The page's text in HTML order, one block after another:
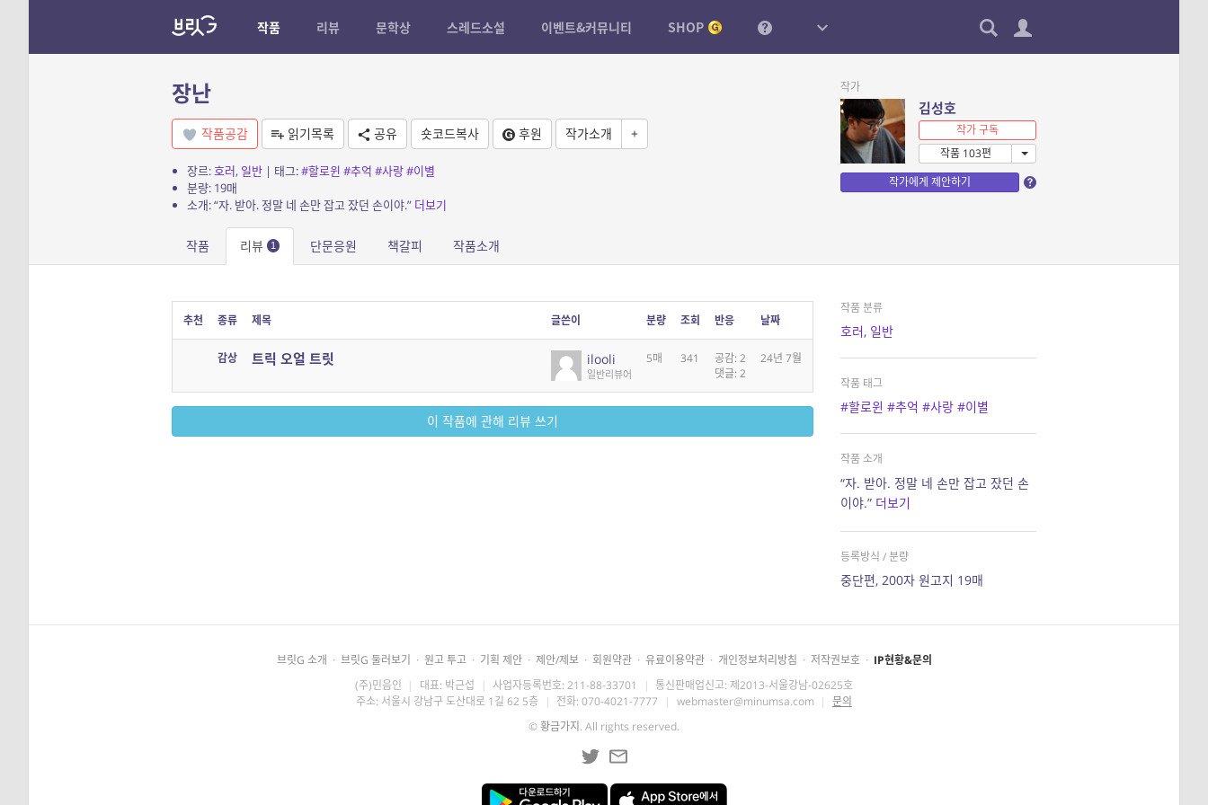
작품 리뷰 문학상 스레드소설 이벤트&커뮤니티 SHOP
장난
작품공감 읽기목록 공유 숏코드복사 후원 작가소개 +
장르:호러, 일반| 태그:#할로윈 #추억 #사랑#이별
분량: 19매
소개: “자. 받아. 정말 네 손만 잡고 잤던 손이야.” 더보기
작가
김성호
작가 구독
작품 103편
작가에게 제안하기
작품 리뷰 1 단문응원 책갈피 작품소개
추천 종류 제목 글쓴이 분량 조회 반응 날짜
감상 트릭 오얼 트릿 ilooli
일반리뷰어
5매 341
공감: 2
댓글: 2
24년 7월
이 작품에 관해 리뷰 쓰기
작품 분류
호러, 일반
작품 태그
#할로윈 #추억 #사랑 #이별
작품 소개
“자. 받아. 정말 네 손만 잡고 잤던 손
이야.” 더보기
등록방식 / 분량
중단편, 200자 원고지 19매
브릿G 소개 · 브릿G 둘러보기 · 원고 투고 · 기획 제안 · 제안/제보 · 회원약관 · 유료이용약관 · 개인정보처리방침 · 저작권보호 · IP현황&문의
(주)민음인 | 대표: 박근섭 | 사업자등록번호: 211-88-33701 | 통신판매업신고: 제2013-서울강남-02625호
주소: 서울시 강남구 도산대로 1길 62 5층 | 전화: 070-4021-7777 | webmaster@minumsa.com | 문의
©황금가지 . All rights reserved.